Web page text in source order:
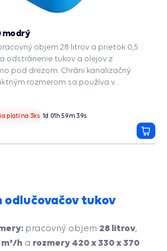
modrý
objem 28 litrov a prietok 0,5
odstránenie tukov a olejov z
pod drezom. Chráni kanalizačný
rozmerom sa používa v
kaviarňach a kancelárskych jedálňach.
platí na 3ks 1d 01h 59m 39s
do
odlučovačov tukov
pracovný objem 28 litrov,
h a rozmery 420 x 330 x 370